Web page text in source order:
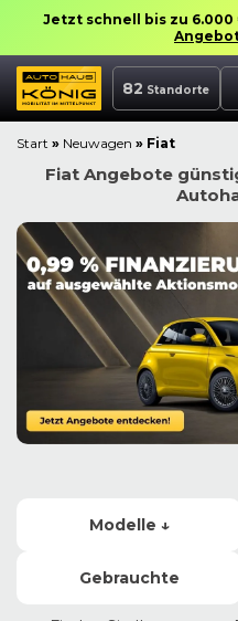
Jetzt schnell bis zu
82 Standorte
Start » Neuwagen » Fiat
Fiat Angebote
Modelle ↓
Gebrauchte